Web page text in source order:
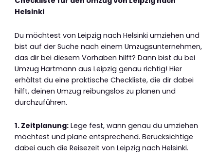
Helsinki
Du möchtest von Leipzig nach Helsinki umziehen und
bist auf der Suche nach einem Umzugsunternehmen,
das dir bei diesem Vorhaben hilft? Dann bist du bei
Umzug Hartmann aus Leipzig genau richtig! Hier
erhältst du eine praktische Checkliste, die dir dabei
hilft, deinen Umzug reibungslos zu planen und
durchzuführen.
1. Zeitplanung: Lege fest, wann genau du umziehen
möchtest und plane entsprechend. Berücksichtige
dabei auch die Reisezeit von Leipzig nach Helsinki.